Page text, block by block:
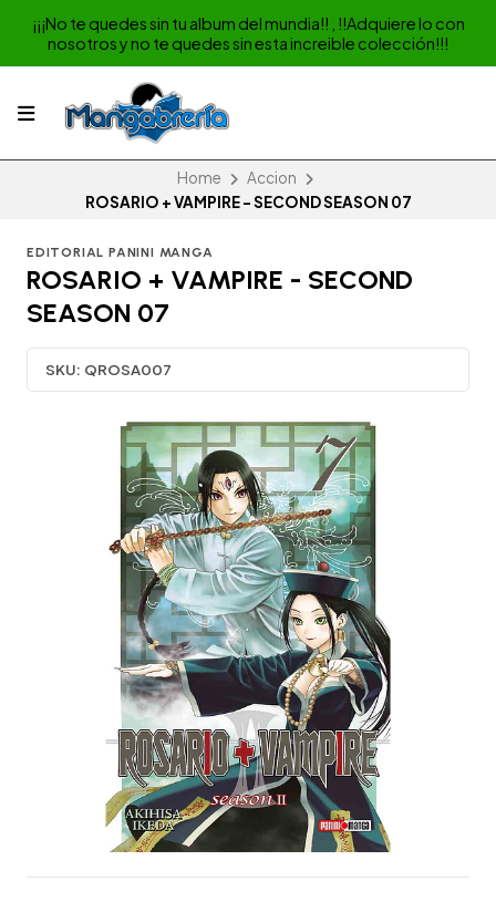
¡¡¡No te quedes sin tu album del mundia!! , !!Adquiere lo con
nosotros y no te quedes sin esta increible colección!!!
Home
Accion
ROSARIO + VAMPIRE - SECOND SEASON 07
EDITORIAL PANINI MANGA
ROSARIO + VAMPIRE - SECOND
SEASON 07
SKU: QROSA007